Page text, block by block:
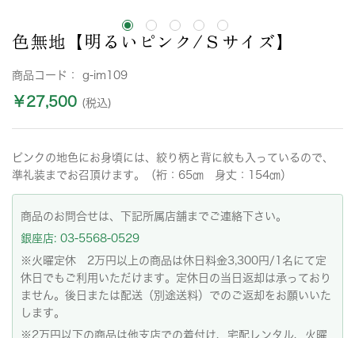
色無地【明るいピンク/Ｓサイズ】
商品コード： g-im109
￥27,500 (税込)
ピンクの地色にお身頃には、絞り柄と背に紋も入っているので、
準礼装までお召頂けます。（裄：65㎝ 身丈：154㎝）
商品のお問合せは、下記所属店舗までご連絡下さい。
銀座店: 03-5568-0529
※火曜定休 2万円以上の商品は休日料金3,300円/1名にて定
休日でもご利用いただけます。定休日の当日返却は承っており
ません。後日または配送（別途送料）でのご返却をお願いいた
します。
※2万円以下の商品は他支店での着付け、宅配レンタル、火曜